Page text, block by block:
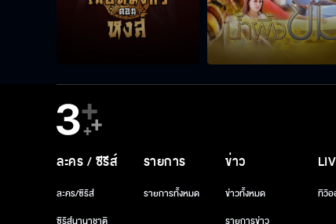
ละคร / ซีรีส์
ละคร/ซีรีส์
รายการ
รายการทั้งหมด
ข่าว
ข่าวทั้งหมด
ทีวีอ